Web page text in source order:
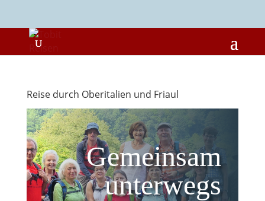
Reise durch Oberitalien und Friaul
Gemeinsam
unterwegs